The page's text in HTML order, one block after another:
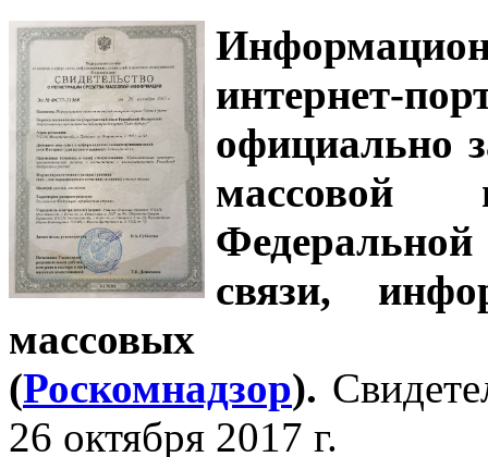
интернет-
официально
связи,
массовых
(Роскомнадзор).
26 октября 2017 г.